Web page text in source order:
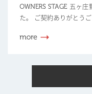
OWNERS STAGE 五ヶ
た。 ご契約ありがとうご
more